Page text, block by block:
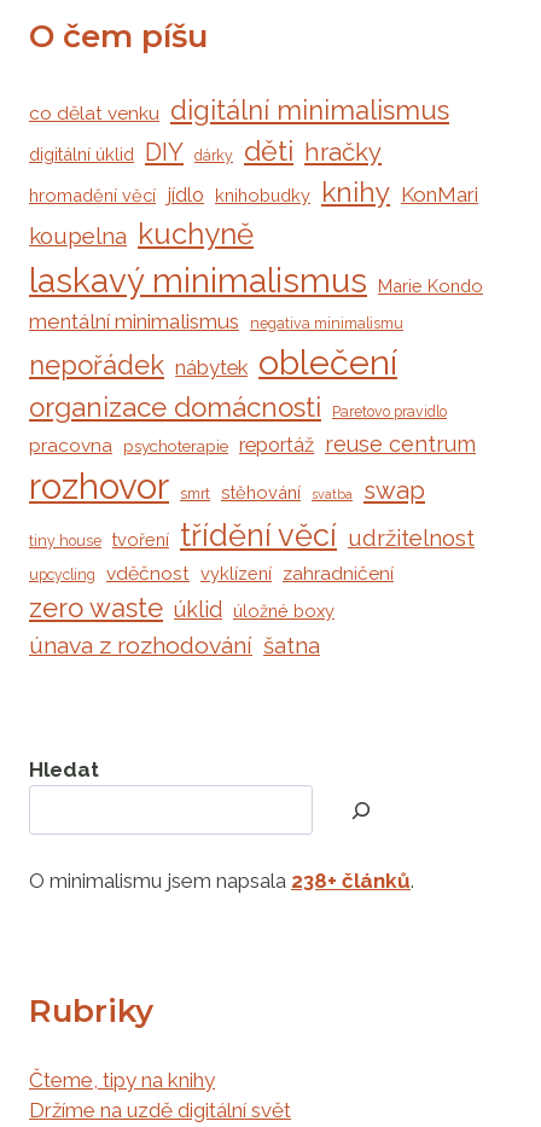
O čem píšu
co dělat venku digitální minimalismus
digitální úklid DIY dárky děti hračky
hromadění věcí jídlo knihobudky knihy KonMari
koupelna kuchyně
laskavý minimalismus Marie Kondo
mentální minimalismus negativa minimalismu
nepořádek nábytek oblečení
organizace domácnosti Paretovo pravidlo
pracovna psychoterapie reportáž reuse centrum
rozhovor smrt stěhování svatba swap
tiny house tvoření třídění věcí udržitelnost
upcycling vděčnost vyklízení zahradničení
zero waste úklid úložné boxy
únava z rozhodování šatna
Hledat
O minimalismu jsem napsala 238+ článků.
Rubriky
Čteme, tipy na knihy
Držíme na uzdě digitální svět